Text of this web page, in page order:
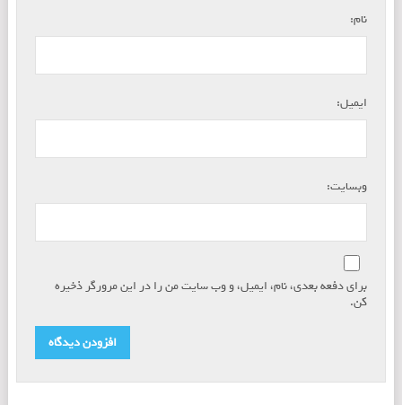
نام:
ایمیل:
وبسایت:
برای دفعه بعدی، نام، ایمیل، و وب سایت من را در این مرورگر ذخیره
کن.